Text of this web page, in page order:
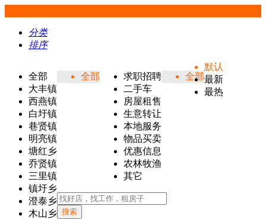
分类
排序
全部
大丰镇
西燕镇
白圩镇
巷贤镇
明亮镇
塘红乡
乔贤镇
三里镇
镇圩乡
澄泰乡
木山乡
全部
求职招聘
二手车
房屋租售
生意转让
本地服务
物品买卖
优惠信息
农林牧渔
其它
全部
默认
最新
最热
搜索